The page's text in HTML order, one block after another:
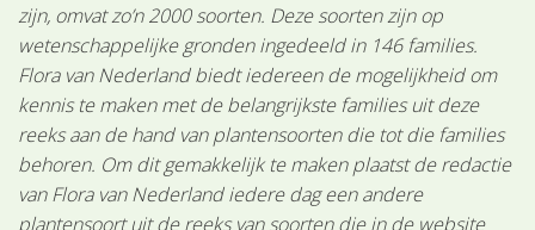
zijn, omvat zo’n 2000 soorten. Deze soorten zijn op
wetenschappelijke gronden ingedeeld in 146 families.
Flora van Nederland biedt iedereen de mogelijkheid om
kennis te maken met de belangrijkste families uit deze
reeks aan de hand van plantensoorten die tot die families
behoren. Om dit gemakkelijk te maken plaatst de redactie
van Flora van Nederland iedere dag een andere
plantensoort uit de reeks van soorten die in de website